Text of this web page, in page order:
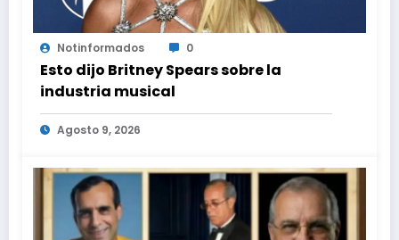
Notinformados 0
Esto dijo Britney Spears sobre la
industria musical
Agosto 9, 2026